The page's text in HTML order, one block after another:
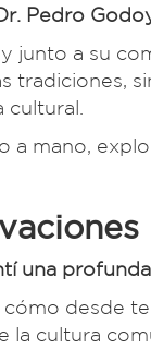
Pedro
junto a su
tradiciones,
cultural.
a mano,
una
desde
la cultura